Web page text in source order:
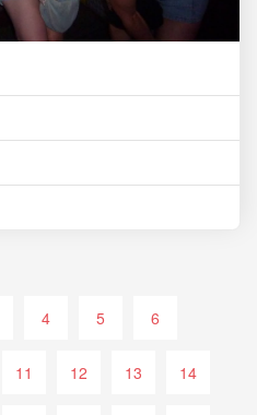
4 5 6
11 12 13 14